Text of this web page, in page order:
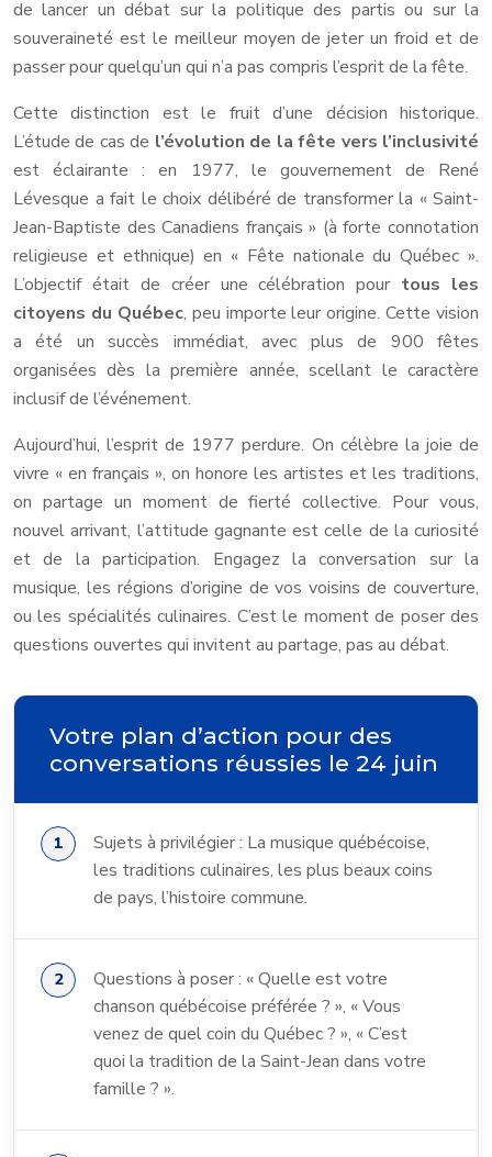
de lancer un débat sur la politique des partis ou sur la
souveraineté est le meilleur moyen de jeter un froid et de
passer pour quelqu’un qui n’a pas compris l’esprit de la fête.
Cette distinction est le fruit d’une décision historique.
L’étude de cas de l’évolution de la fête vers l’inclusivité
est éclairante : en 1977, le gouvernement de René
Lévesque a fait le choix délibéré de transformer la « Saint-
Jean-Baptiste des Canadiens français » (à forte connotation
religieuse et ethnique) en « Fête nationale du Québec ».
L’objectif était de créer une célébration pour tous les
citoyens du Québec, peu importe leur origine. Cette vision
a été un succès immédiat, avec plus de 900 fêtes
organisées dès la première année, scellant le caractère
inclusif de l’événement.
Aujourd’hui, l’esprit de 1977 perdure. On célèbre la joie de
vivre « en français », on honore les artistes et les traditions,
on partage un moment de fierté collective. Pour vous,
nouvel arrivant, l’attitude gagnante est celle de la curiosité
et de la participation. Engagez la conversation sur la
musique, les régions d’origine de vos voisins de couverture,
ou les spécialités culinaires. C’est le moment de poser des
questions ouvertes qui invitent au partage, pas au débat.
Votre plan d’action pour des
conversations réussies le 24 juin
Sujets à privilégier : La musique québécoise,
les traditions culinaires, les plus beaux coins
de pays, l’histoire commune.
Questions à poser : « Quelle est votre
chanson québécoise préférée ? », « Vous
venez de quel coin du Québec ? », « C’est
quoi la tradition de la Saint-Jean dans votre
famille ? ».